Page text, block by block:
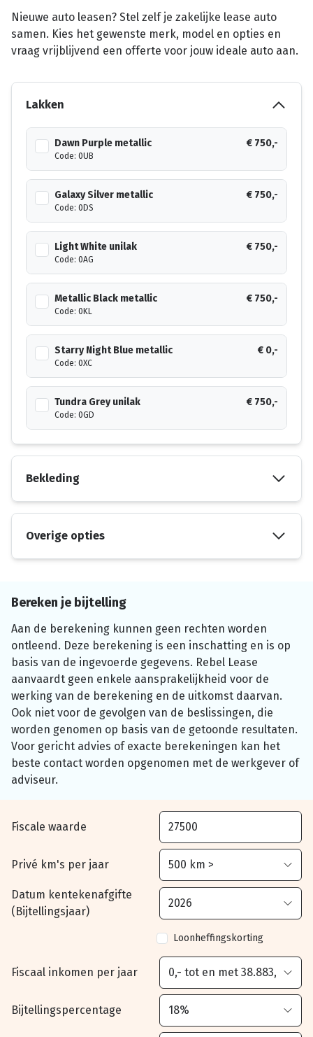
Nieuwe auto leasen? Stel zelf je zakelijke lease auto
samen. Kies het gewenste merk, model en opties en
vraag vrijblijvend een offerte voor jouw ideale auto aan.
Lakken
Dawn Purple metallic
Code: 0UB
€ 750,-
Galaxy Silver metallic
Code: 0DS
€ 750,-
Light White unilak
Code: 0AG
€ 750,-
Metallic Black metallic
Code: 0KL
€ 750,-
Starry Night Blue metallic
Code: 0XC
€ 0,-
Tundra Grey unilak
Code: 0GD
€ 750,-
Bekleding
Overige opties
Bereken je bijtelling
Aan de berekening kunnen geen rechten worden
ontleend. Deze berekening is een inschatting en is op
basis van de ingevoerde gegevens. Rebel Lease
aanvaardt geen enkele aansprakelijkheid voor de
werking van de berekening en de uitkomst daarvan.
Ook niet voor de gevolgen van de beslissingen, die
worden genomen op basis van de getoonde resultaten.
Voor gericht advies of exacte berekeningen kan het
beste contact worden opgenomen met de werkgever of
adviseur.
Fiscale waarde
Privé km's per jaar
Datum kentekenafgifte
(Bijtellingsjaar)
Loonheffingskorting
Fiscaal inkomen per jaar
Bijtellingspercentage